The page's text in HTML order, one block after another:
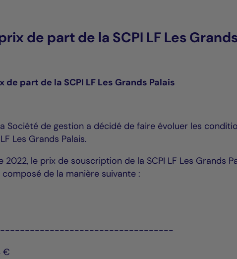
de part de la SCPI LF Les
part de la SCPI LF Les Grands Palais
Société de gestion a décidé de faire évoluer les
Les Grands Palais.
le prix de souscription de la SCPI LF Les Grands
de la manière suivante :
€